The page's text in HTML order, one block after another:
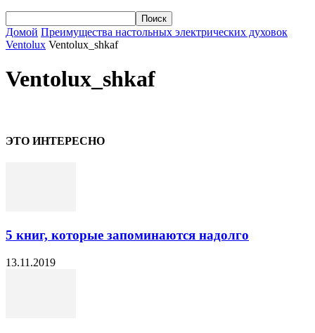
Домой Преимущества настольных электрических духовок
Ventolux Ventolux_shkaf
Ventolux_shkaf
ЭТО ИНТЕРЕСНО
5 книг, которые запоминаются надолго
13.11.2019